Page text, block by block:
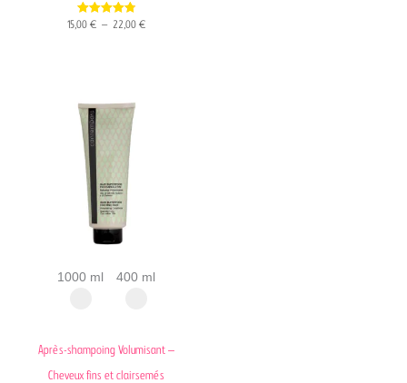
4.82
15,00 € – 22,00 €
1000 ml 400 ml
Après-shampoing Volumisant –
Cheveux fins et clairsemés